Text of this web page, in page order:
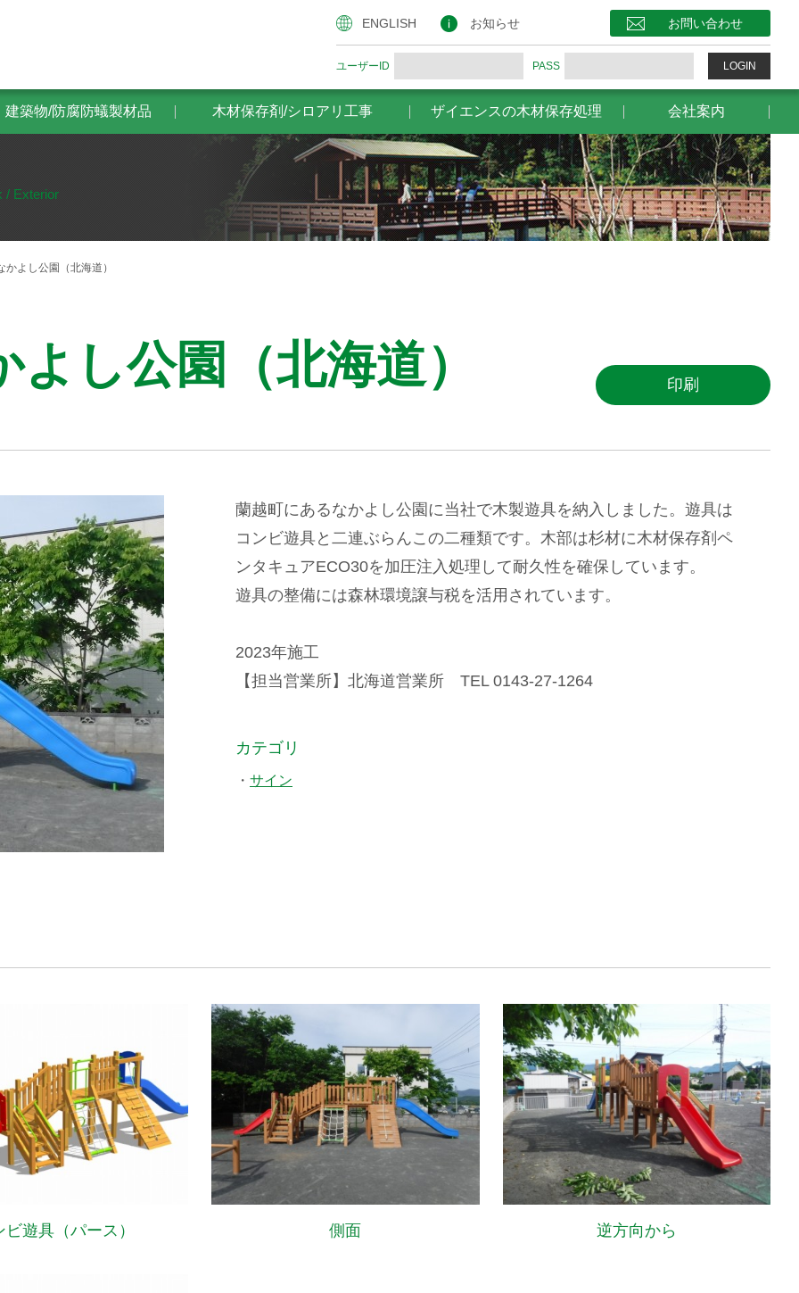
ENGLISH お知らせ お問い合わせ
ユーザーID PASS LOGIN
建築物/防腐防蟻製材品 木材保存剤/シロアリ工事 ザイエンスの木材保存処理 会社案内
/ Exterior
かよし公園（北海道）
よし公園（北海道） 印刷
蘭越町にあるなかよし公園に当社で木製遊具を納入しました。遊具は
コンビ遊具と二連ぶらんこの二種類です。木部は杉材に木材保存剤ペ
ンタキュアECO30を加圧注入処理して耐久性を確保しています。
遊具の整備には森林環境譲与税を活用されています。
2023年施工
【担当営業所】北海道営業所 TEL 0143-27-1264
カテゴリ
サイン
ビ遊具（パース） 側面 逆方向から
ザイエンスの木材保存処理 会社案内 お問い合わせ